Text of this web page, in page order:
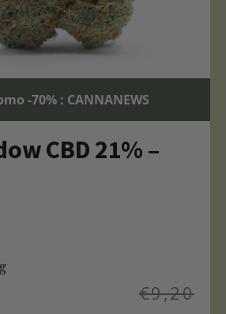
-70% : CANNANEWS
CBD 21% –
€9,20